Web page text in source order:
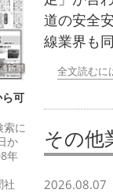
可
に
か
年
道の安全
線業界も同
全文読むに
その他
2026.08.07